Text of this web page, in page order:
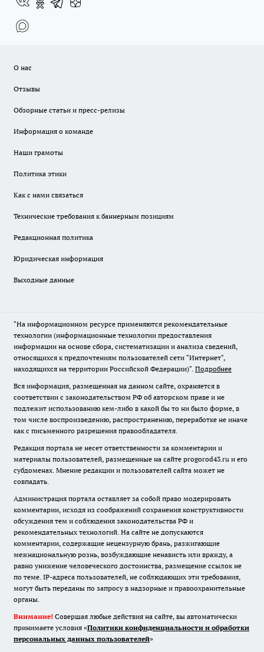
О нас
Отзывы
Обзорные статьи и пресс-релизы
Информация о команде
Наши грамоты
Политика этики
Как с нами связаться
Технические требования к баннерным позициям
Редакционная политика
Юридическая информация
Выходные данные
"На информационном ресурсе применяются рекомендательные
технологии (информационные технологии предоставления
информации на основе сбора, систематизации и анализа сведений,
относящихся к предпочтениям пользователей сети "Интернет",
находящихся на территории Российской Федерации)". Подробнее
Вся информация, размещенная на данном сайте, охраняется в
соответствии с законодательством РФ об авторском праве и не
подлежит использованию кем-либо в какой бы то ни было форме, в
том числе воспроизведению, распространению, переработке не иначе
как с письменного разрешения правообладателя.
Редакция портала не несет ответственности за комментарии и
материалы пользователей, размещенные на сайте progorod43.ru и его
субдоменах. Мнение редакции и пользователей сайта может не
совпадать.
Администрация портала оставляет за собой право модерировать
комментарии, исходя из соображений сохранения конструктивности
обсуждения тем и соблюдения законодательства РФ и
рекомендательных технологий. На сайте не допускаются
комментарии, содержащие нецензурную брань, разжигающие
межнациональную рознь, возбуждающие ненависть или вражду, а
равно унижение человеческого достоинства, размещение ссылок не
по теме. IP-адреса пользователей, не соблюдающих эти требования,
могут быть переданы по запросу в надзорные и правоохранительные
органы.
Внимание! Совершая любые действия на сайте, вы автоматически
принимаете условия «Политики конфиденциальности и обработки
персональных данных пользователей»